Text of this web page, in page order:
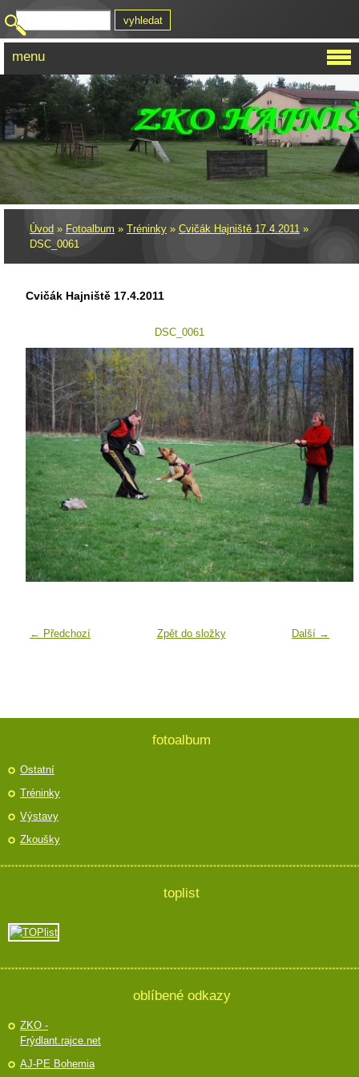
Úvod » Fotoalbum » Tréninky » Cvičák Hajniště 17.4.2011 »
DSC_0061
Cvičák Hajniště 17.4.2011
DSC_0061
← Předchozí Další →
Zpět do složky
menu
fotoalbum
Ostatní
Tréninky
Výstavy
Zkoušky
toplist
oblíbené odkazy
ZKO -
Frýdlant.rajce.net
AJ-PE Bohemia